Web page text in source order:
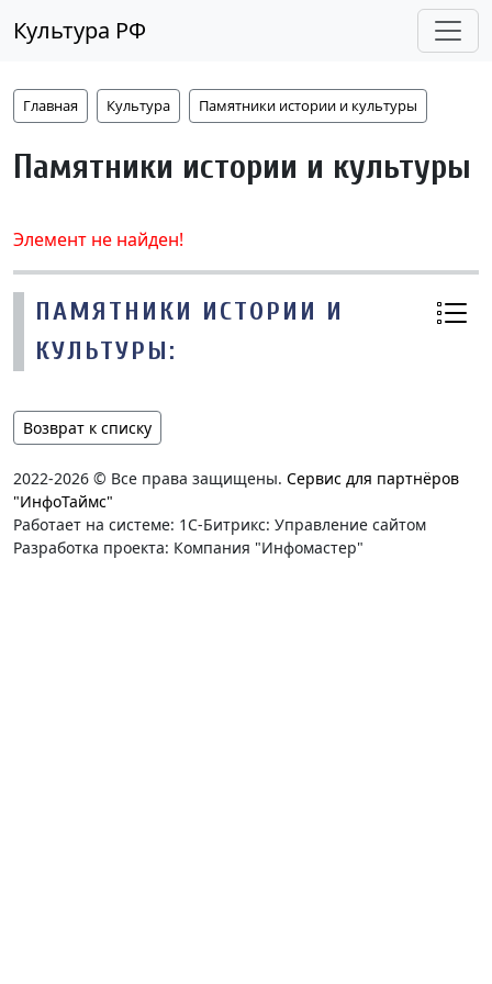
Культура РФ
Главная Культура Памятники истории и культуры
Памятники истории и культуры
Элемент не найден!
ПАМЯТНИКИ ИСТОРИИ И
КУЛЬТУРЫ:
Возврат к списку
2022-2026 © Все права защищены. Сервис для партнёров
"ИнфоТаймс"
Работает на системе: 1С-Битрикс: Управление сайтом
Разработка проекта: Компания "Инфомастер"